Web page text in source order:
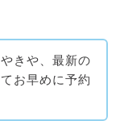
きや、最新の
お早めに予約